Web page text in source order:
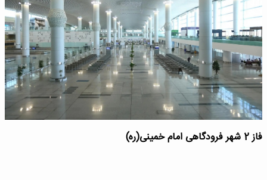
فاز 2 شهر فرودگاهی امام خمینی(ره)